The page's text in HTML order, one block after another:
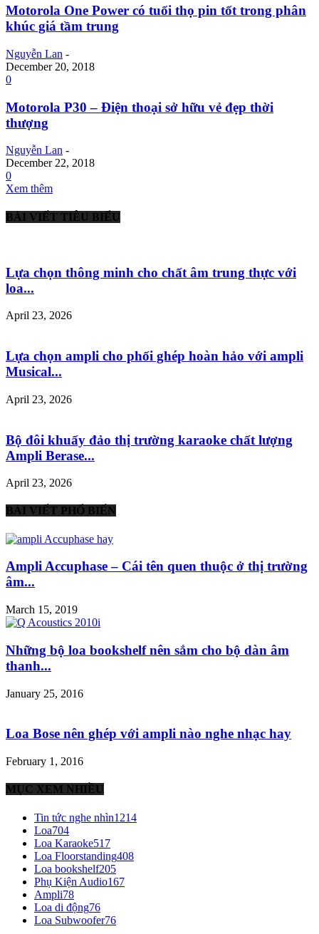
Motorola One Power có tuổi thọ pin tốt trong phân
khúc giá tầm trung
Nguyễn Lan -
December 20, 2018
0
Motorola P30 – Điện thoại sở hữu vẻ đẹp thời
thượng
Nguyễn Lan -
December 22, 2018
0
Xem thêm
BÀI VIẾT TIÊU BIỂU
Lựa chọn thông minh cho chất âm trung thực với
loa...
April 23, 2026
Lựa chọn ampli cho phối ghép hoàn hảo với ampli
Musical...
April 23, 2026
Bộ đôi khuấy đảo thị trường karaoke chất lượng
Ampli Berase...
April 23, 2026
BÀI VIẾT PHỔ BIẾN
Ampli Accuphase – Cái tên quen thuộc ở thị trường
âm...
March 15, 2019
Những bộ loa bookshelf nên sắm cho bộ dàn âm
thanh...
January 25, 2016
Loa Bose nên ghép với ampli nào nghe nhạc hay
February 1, 2016
MỤC XEM NHIỀU
Tin tức nghe nhìn1214
Loa704
Loa Karaoke517
Loa Floorstanding408
Loa bookshelf205
Phụ Kiện Audio167
Ampli78
Loa di động76
Loa Subwoofer76